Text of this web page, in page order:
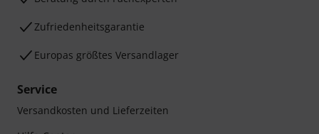
Zufriedenheitsgarantie
Europas größtes Versandlager
Service
Versandkosten und Lieferzeiten